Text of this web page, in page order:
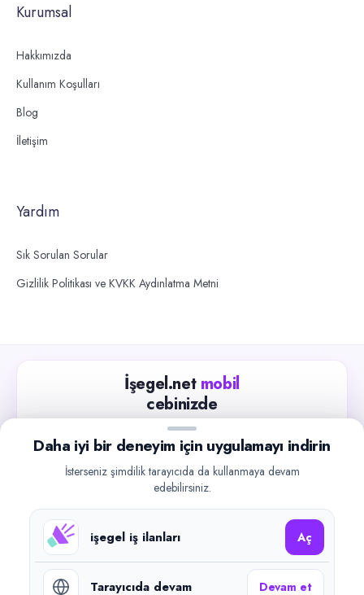
Kurumsal
Hakkımızda
Kullanım Koşulları
Blog
İletişim
Yardım
Sık Sorulan Sorular
Gizlilik Politikası ve KVKK Aydınlatma Metni
İşegel.net mobil
cebinizde
Güncel iş ilanlarını takip edin, işverenlerle hızlıca
iletişime geçin.
Google Play
©2026işegel.net. Tüm hakları saklıdır.
Daha iyi bir deneyim için uygulamayı indirin
İsterseniz şimdilik tarayıcıda da kullanmaya devam
edebilirsiniz.
işegel iş ilanları Aç
Tarayıcıda devam Devam et